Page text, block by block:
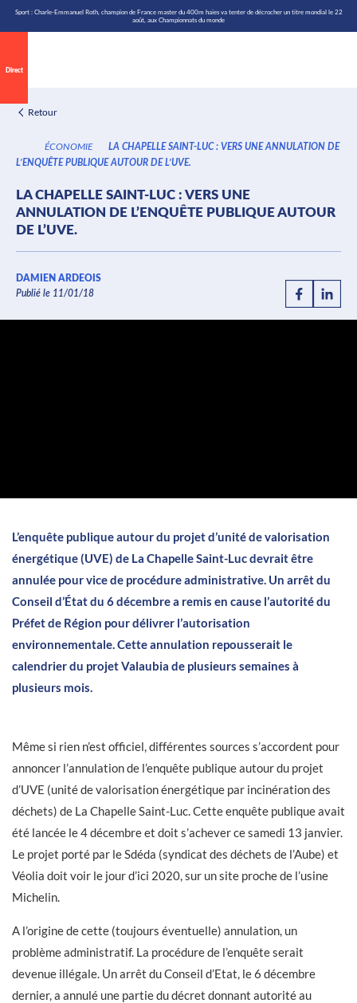
Aller
au
Sport : Charle-Emmanuel Roth, champion de France master du 400m haies va tenter de décrocher un titre mondial le 22
août, aux Championnats du monde
Direct
Retour
ÉCONOMIE
LA CHAPELLE SAINT-LUC : VERS UNE ANNULATION DE
L’ENQUÊTE PUBLIQUE AUTOUR DE L’UVE.
LA CHAPELLE SAINT-LUC : VERS UNE
ANNULATION DE L’ENQUÊTE PUBLIQUE AUTOUR
DE L’UVE.
DAMIEN ARDEOIS
Publié le 11/01/18
L’enquête publique autour du projet d’unité de valorisation
énergétique (UVE) de La Chapelle Saint-Luc devrait être
annulée pour vice de procédure administrative. Un arrêt du
Conseil d’État du 6 décembre a remis en cause l’autorité du
Préfet de Région pour délivrer l’autorisation
environnementale. Cette annulation repousserait le
calendrier du projet Valaubia de plusieurs semaines à
plusieurs mois.
Même si rien n’est officiel, différentes sources s’accordent pour
annoncer l’annulation de l’enquête publique autour du projet
d’UVE (unité de valorisation énergétique par incinération des
déchets) de La Chapelle Saint-Luc. Cette enquête publique avait
été lancée le 4 décembre et doit s’achever ce samedi 13 janvier.
Le projet porté par le Sdéda (syndicat des déchets de l’Aube) et
Véolia doit voir le jour d’ici 2020, sur un site proche de l’usine
Michelin.
A l’origine de cette (toujours éventuelle) annulation, un
problème administratif. La procédure de l’enquête serait
devenue illégale. Un arrêt du Conseil d’Etat, le 6 décembre
dernier, a annulé une partie du décret donnant autorité au